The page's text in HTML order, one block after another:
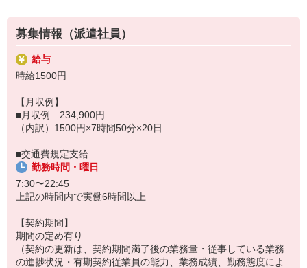
20〜30代の女性スタッフが多数在籍中です。
・試食販売
・商品説明
・品出し
・レジ
・在庫管理
・レイアウト など
具体的には．．．
試食出しを行い、お客様にオススメをしていただきます。
ご購入商品のご希望をお伺いしてからお会計を行っていただき、
商品をお渡しするまでの一連の流れをお任せいたします。
募集情報（派遣社員）
給与
時給1500円
【月収例】
■月収例 234,900円
（内訳）1500円×7時間50分×20日
■交通費規定支給
勤務時間・曜日
7:30〜22:45
上記の時間内で実働6時間以上
【契約期間】
期間の定め有り
（契約の更新は、契約期間満了後の業務量・従事している業務
の進捗状況・有期契約従業員の能力、業務成績、勤務態度によ